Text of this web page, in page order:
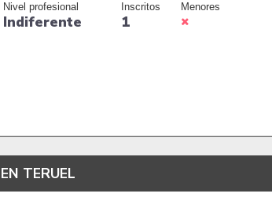
Nivel profesional
Indiferente
Inscritos
1
Menores
TERUEL